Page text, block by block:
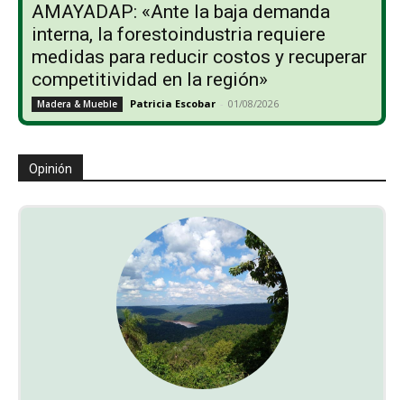
AMAYADAP: «Ante la baja demanda
interna, la forestoindustria requiere
medidas para reducir costos y recuperar
competitividad en la región»
Madera & Mueble Patricia Escobar - 01/08/2026
Opinión